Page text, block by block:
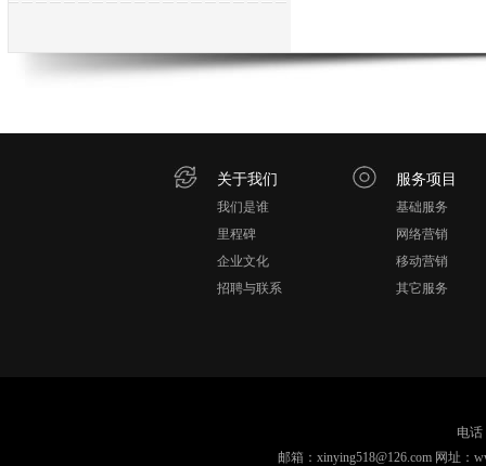
关于我们
我们是谁
里程碑
企业文化
招聘与联系
服务项目
基础服务
网络营销
移动营销
其它服务
电话
邮箱：xinying518@126.com 网址：